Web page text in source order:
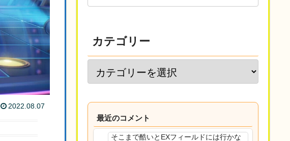
2022.08.07
カテゴリー
最近のコメント
そこまで酷いとEXフィールドには行かな